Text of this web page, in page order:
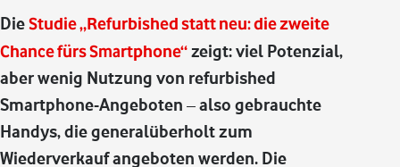
DieStudie„Refurbished statt neu: die zweite
Chance fürs Smartphone“zeigt: viel Potenzial,
aber wenig Nutzung von refurbished
Smartphone-Angeboten – also gebrauchte
Handys, die generalüberholt zum
Wiederverkauf angeboten werden. Die